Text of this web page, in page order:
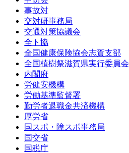
事故対
交対研事務局
交通対策協議会
全ト協
全国健康保険協会志賀支部
全国植樹祭滋賀県実行委員会
内閣府
労健安機構
労働基準監督署
勤労者退職金共済機構
厚労省
国スポ・障スポ事務局
国交省
国税庁